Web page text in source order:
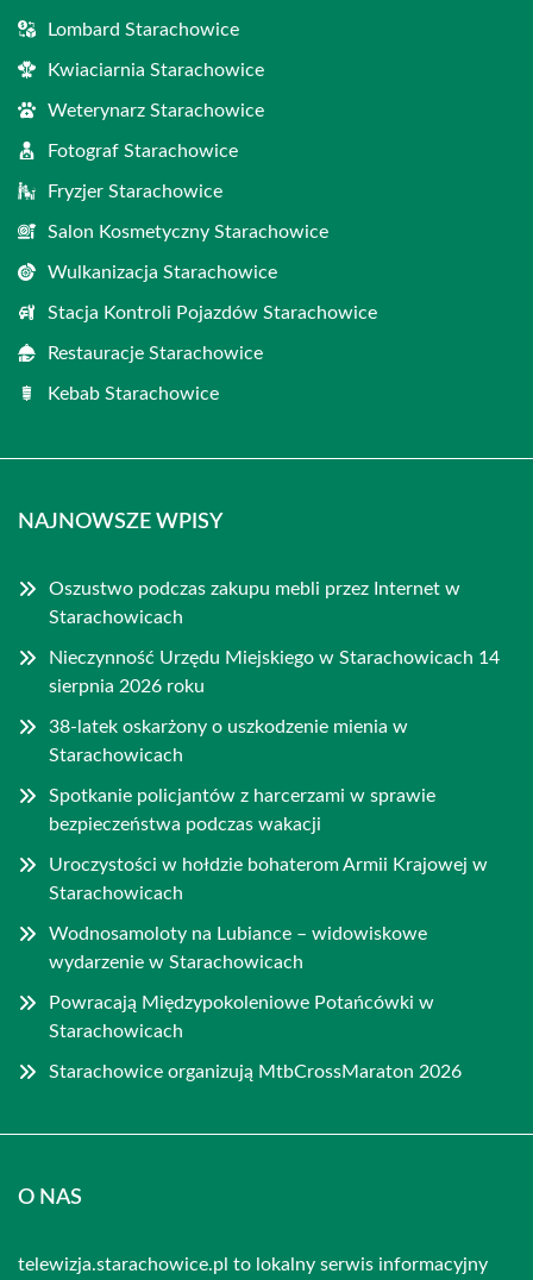
Lombard Starachowice
Kwiaciarnia Starachowice
Weterynarz Starachowice
Fotograf Starachowice
Fryzjer Starachowice
Salon Kosmetyczny Starachowice
Wulkanizacja Starachowice
Stacja Kontroli Pojazdów Starachowice
Restauracje Starachowice
Kebab Starachowice
NAJNOWSZE WPISY
Oszustwo podczas zakupu mebli przez Internet w
Starachowicach
Nieczynność Urzędu Miejskiego w Starachowicach 14
sierpnia 2026 roku
38-latek oskarżony o uszkodzenie mienia w
Starachowicach
Spotkanie policjantów z harcerzami w sprawie
bezpieczeństwa podczas wakacji
Uroczystości w hołdzie bohaterom Armii Krajowej w
Starachowicach
Wodnosamoloty na Lubiance – widowiskowe
wydarzenie w Starachowicach
Powracają Międzypokoleniowe Potańcówki w
Starachowicach
Starachowice organizują MtbCrossMaraton 2026
O NAS
telewizja.starachowice.pl to lokalny serwis informacyjny